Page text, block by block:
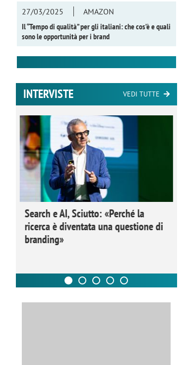
27/03/2025
AMAZON
Il “Tempo di qualità” per gli italiani: che cos’è e quali
sono le opportunità per i brand
INTERVISTE VEDI TUTTE
Search e AI, Sciutto: «Perché la
ricerca è diventata una questione di
branding»